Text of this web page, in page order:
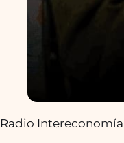
Radio